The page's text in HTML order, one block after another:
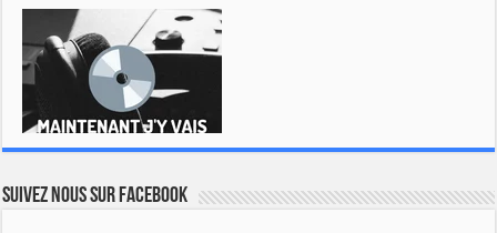
Suivez nous sur Facebook